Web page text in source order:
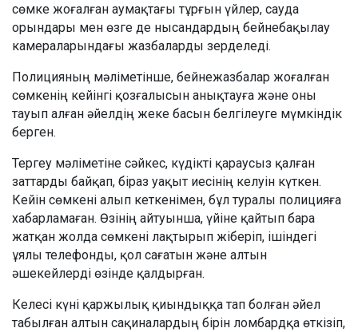
сөмке жоғалған аумақтағы тұрғын үйлер, сауда
орындары мен өзге де нысандардың бейнебақылау
камераларындағы жазбаларды зерделеді.
Полицияның мәліметінше, бейнежазбалар жоғалған
сөмкенің кейінгі қозғалысын анықтауға және оны
тауып алған әйелдің жеке басын белгілеуге мүмкіндік
берген.
Тергеу мәліметіне сәйкес, күдікті қараусыз қалған
заттарды байқап, біраз уақыт иесінің келуін күткен.
Кейін сөмкені алып кеткенімен, бұл туралы полицияға
хабарламаған. Өзінің айтуынша, үйіне қайтып бара
жатқан жолда сөмкені лақтырып жіберіп, ішіндегі
ұялы телефонды, қол сағатын және алтын
әшекейлерді өзінде қалдырған.
Келесі күні қаржылық қиындыққа тап болған әйел
табылған алтын сақиналардың бірін ломбардқа өткізіп,